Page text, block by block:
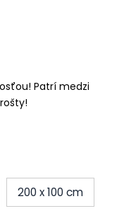
Patrí medzi
200 x 100 cm